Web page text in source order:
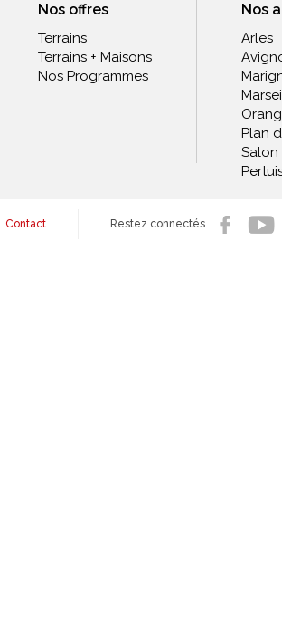
Nos offres
Terrains
Terrains + Maisons
Nos Programmes
Nos
Arles
Plan
Salon
Contact Restez connectés